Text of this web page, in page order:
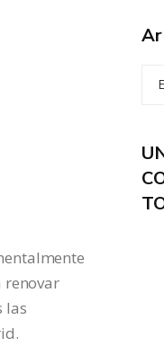
renovar
las